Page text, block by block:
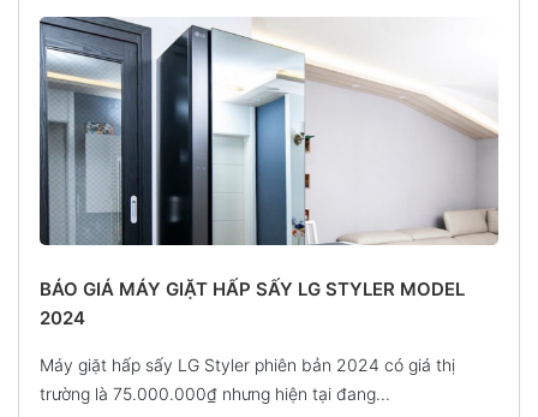
BÁO GIÁ MÁY GIẶT HẤP SẤY LG STYLER MODEL
2024
Máy giặt hấp sấy LG Styler phiên bản 2024 có giá thị
trường là 75.000.000₫ nhưng hiện tại đang...